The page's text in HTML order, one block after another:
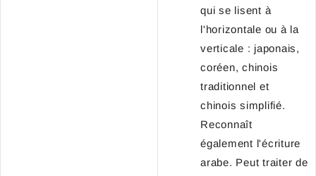
qui se lisent à
l'horizontale ou à la
verticale : japonais,
coréen, chinois
traditionnel et
chinois simplifié.
Reconnaît
également l'écriture
arabe. Peut traiter de